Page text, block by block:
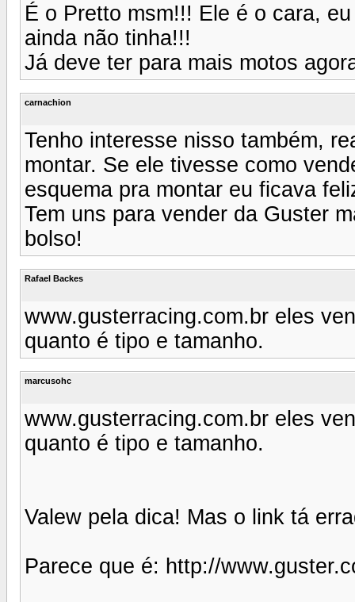
É o Pretto msm!!! Ele é o cara,
ainda não tinha!!!
Já deve ter para mais motos
carnachion
Tenho interesse nisso também,
montar. Se ele tivesse como
esquema pra montar eu ficava
Tem uns para vender da Guster
bolso!
Rafael Backes
www.gusterracing.com.br eles
quanto é tipo e tamanho.
marcusohc
www.gusterracing.com.br eles
quanto é tipo e tamanho.
Valew pela dica! Mas o link tá
Parece que é: http://